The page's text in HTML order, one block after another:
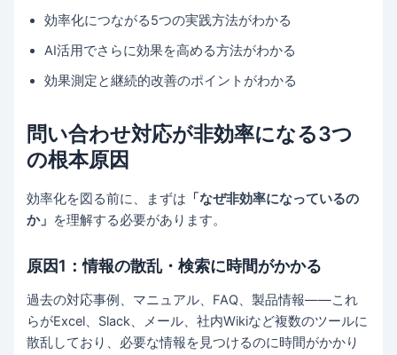
効率化につながる5つの実践方法がわかる
AI活用でさらに効果を高める方法がわかる
効果測定と継続的改善のポイントがわかる
問い合わせ対応が非効率になる3つ
の根本原因
効率化を図る前に、まずは 「なぜ非効率になっているの
か」 を理解する必要があります。
原因1：情報の散乱・検索に時間がかかる
過去の対応事例、マニュアル、FAQ、製品情報——これ
らがExcel、Slack、メール、社内Wikiなど複数のツールに
散乱しており、必要な情報を見つけるのに時間がかかり